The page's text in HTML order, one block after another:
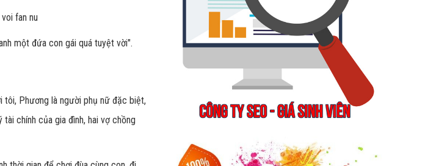
một đứa con gái quá tuyệt vời".
tôi, Phương là người phụ nữ đặc biệt,
chính của gia đình, hai vợ chồng